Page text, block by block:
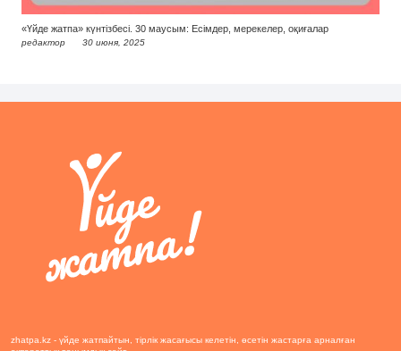
«Үйде жатпа» күнтізбесі. 30 маусым: Есімдер, мерекелер, оқиғалар
редактор 30 июня, 2025
zhatpa.kz - үйде жатпайтын, тірлік жасағысы келетін, өсетін жастарға арналған